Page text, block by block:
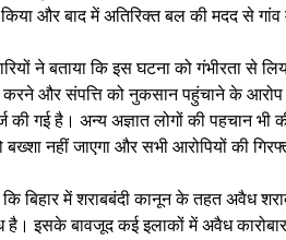
और बाद में अतिरिक्त बल की मदद से गांव
ने बताया कि इस घटना को गंभीरता से
और संपत्ति को नुकसान पहुंचाने के
की गई है। अन्य अज्ञात लोगों की पहचान
बख्शा नहीं जाएगा और सभी आरोपियों की
बिहार में शराबबंदी कानून के तहत अवैध
है। इसके बावजूद कई इलाकों में अवैध कारोबार